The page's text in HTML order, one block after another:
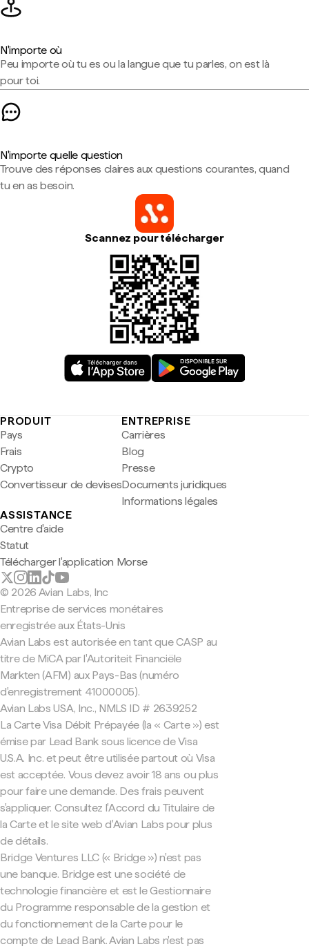
N'importe où
Peu importe où tu es ou la langue que tu parles, on est là
pour toi.
N'importe quelle question
Trouve des réponses claires aux questions courantes, quand
tu en as besoin.
Scannez pour télécharger
PRODUIT
Pays
Frais
Crypto
Convertisseur de devises
ENTREPRISE
Carrières
Blog
Presse
Documents juridiques
Informations légales
ASSISTANCE
Centre d'aide
Statut
Télécharger l'application Morse
© 2026 Avian Labs, Inc
Entreprise de services monétaires
enregistrée aux États-Unis
Avian Labs est autorisée en tant que CASP au
titre de MiCA par l'Autoriteit Financiële
Markten (AFM) aux Pays-Bas (numéro
d'enregistrement 41000005).
Avian Labs USA, Inc., NMLS ID # 2639252
La Carte Visa Débit Prépayée (la « Carte ») est
émise par Lead Bank sous licence de Visa
U.S.A. Inc. et peut être utilisée partout où Visa
est acceptée. Vous devez avoir 18 ans ou plus
pour faire une demande. Des frais peuvent
s'appliquer. Consultez l'Accord du Titulaire de
la Carte et le site web d'Avian Labs pour plus
de détails.
Bridge Ventures LLC (« Bridge ») n'est pas
une banque. Bridge est une société de
technologie financière et est le Gestionnaire
du Programme responsable de la gestion et
du fonctionnement de la Carte pour le
compte de Lead Bank. Avian Labs n'est pas